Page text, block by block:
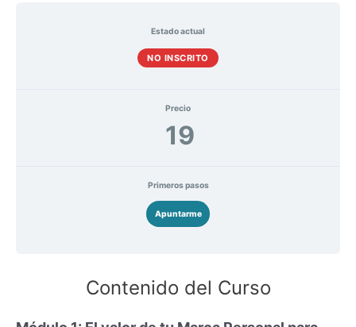
Estado actual
NO INSCRITO
Precio
19
Primeros pasos
Apuntarme
Contenido del Curso